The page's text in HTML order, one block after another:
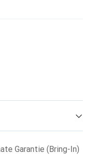
Garantie (Bring-In)